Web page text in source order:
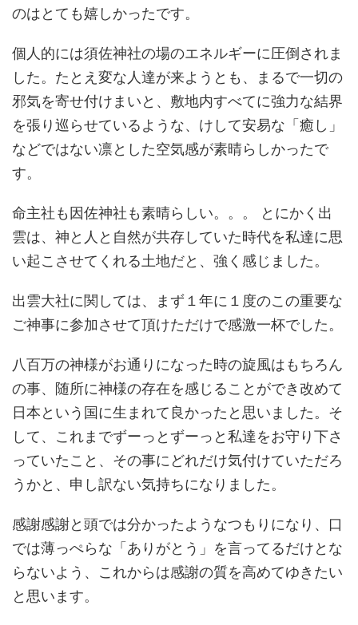
のはとても嬉しかったです。
個人的には須佐神社の場のエネルギーに圧倒されま
した。たとえ変な人達が来ようとも、まるで一切の
邪気を寄せ付けまいと、敷地内すべてに強力な結界
を張り巡らせているような、けして安易な「癒し」
などではない凛とした空気感が素晴らしかったで
す。
命主社も因佐神社も素晴らしい。。。 とにかく出
雲は、神と人と自然が共存していた時代を私達に思
い起こさせてくれる土地だと、強く感じました。
出雲大社に関しては、まず１年に１度のこの重要な
ご神事に参加させて頂けただけで感激一杯でした。
八百万の神様がお通りになった時の旋風はもちろん
の事、随所に神様の存在を感じることができ改めて
日本という国に生まれて良かったと思いました。そ
して、これまでずーっとずーっと私達をお守り下さ
っていたこと、その事にどれだけ気付けていただろ
うかと、申し訳ない気持ちになりました。
感謝感謝と頭では分かったようなつもりになり、口
では薄っぺらな「ありがとう」を言ってるだけとな
らないよう、これからは感謝の質を高めてゆきたい
と思います。